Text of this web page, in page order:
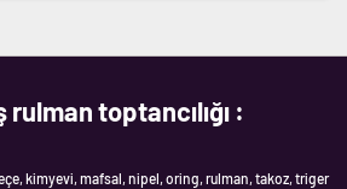
toptancılığı :
kimyevi, mafsal, nipel, oring, rulman, takoz, triger